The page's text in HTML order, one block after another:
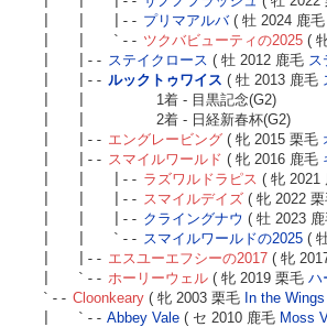
| | |-- プリマアルバ( 牡 2024 鹿毛
| | `-- ツクバビューティの2025 (
| |-- ステイクロース ( 牡 2012 鹿毛 ス
| |-- ルックトゥワイス ( 牡 2013 鹿毛
1着 - 目黒記念(G2)
2着 - 日経新春杯(G2)
| |-- エングレービング ( 牝 2015 栗毛
| |-- スマイルワールド ( 牝 2016 鹿毛
| | |-- ラズワルドラピス ( 牝 2021
| | |-- スマイルデイズ ( 牝 2022
| | |-- クライングナウ ( 牡 2023
| | `-- スマイルワールドの2025 (
| |-- エスユーエフシーの2017 ( 牝
| `-- ホーリーウェル ( 牝 2019 栗毛 ハ
`-- Cloonkeary ( 牝 2003 栗毛 In the Wings
| `-- Abbey Vale ( セ 2010 鹿毛 Moss